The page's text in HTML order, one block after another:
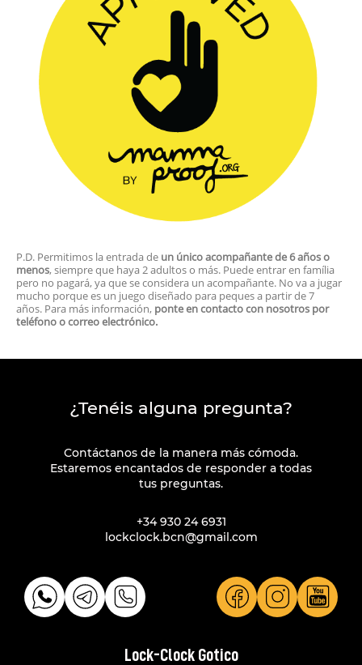
P.D. Permitimos la entrada de un único acompañante de 6 años o
menos, siempre que haya 2 adultos o más. Puede entrar en família
pero no pagará, ya que se considera un acompañante. No va a jugar
mucho porque es un juego diseñado para peques a partir de 7
años. Para más información, ponte en contacto con nosotros por
teléfono o correo electrónico.
¿Tenéis alguna pregunta?
Contáctanos de la manera más cómoda.
Estaremos encantados de responder a todas
tus preguntas.
+34 930 24 6931
lockclock.bcn@gmail.com
Lock-Clock Gotico